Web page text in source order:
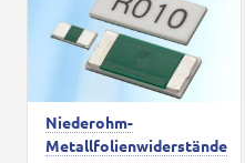
Niederohm-
Metallfolienwiderstände